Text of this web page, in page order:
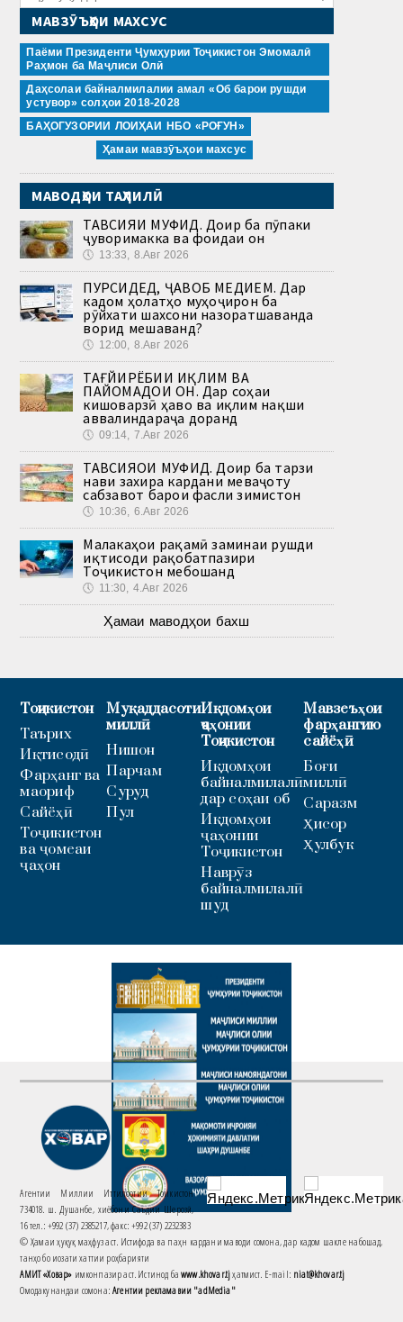
МАВЗӮЪҲОИ МАХСУС
Паёми Президенти Ҷумҳурии Тоҷикистон Эмомалӣ
Раҳмон ба Маҷлиси Олӣ
Даҳсолаи байналмилалии амал «Об барои рушди
устувор» солҳои 2018-2028
БАҲОГУЗОРИИ ЛОИҲАИ НБО «РОҒУН»
Ҳамаи мавзӯъҳои махсус
МАВОДҲОИ ТАҲЛИЛӢ
ТАВСИЯИ МУФИД. Доир ба пӯпаки
ҷуворимакка ва фоидаи он
🕔 13:33, 8.Авг 2026
ПУРСИДЕД, ҶАВОБ МЕДИҲЕМ. Дар
кадом ҳолатҳо муҳоҷирон ба
рӯйхати шахсони назоратшаванда
ворид мешаванд?
🕔 12:00, 8.Авг 2026
ТАҒЙИРЁБИИ ИҚЛИМ ВА
ПАЙОМАДҲОИ ОН. Дар соҳаи
кишоварзӣ ҳаво ва иқлим нақши
аввалиндараҷа доранд
🕔 09:14, 7.Авг 2026
ТАВСИЯҲОИ МУФИД. Доир ба тарзи
нави захира кардани меваҷоту
сабзавот барои фасли зимистон
🕔 10:36, 6.Авг 2026
Малакаҳои рақамӣ заминаи рушди
иқтисоди рақобатпазири
Тоҷикистон мебошанд
🕔 11:30, 4.Авг 2026
Ҳамаи маводҳои бахш
Тоҷикистон
Таърих
Иқтисодӣ
Фарҳанг ва
маориф
Сайёҳӣ
Тоҷикистон
ва ҷомеаи
ҷаҳон
Муқаддасоти
миллӣ
Нишон
Парчам
Суруд
Пул
Иқдомҳои
ҷаҳонии
Тоҷикистон
Иқдомҳои
байналмилалӣ
дар соҳаи об
Иқдомҳои
ҷаҳонии
Тоҷикистон
Наврӯз
байналмилалӣ
шуд
Мавзеъҳои
фарҳангию
сайёҳӣ
Боғи
миллӣ
Саразм
Ҳисор
Ҳулбук
Агентии Миллии Иттилоотии Тоҷикистон
734018. ш. Душанбе, хиёбони Саъдии Шерозӣ,
16 тел.: +992 (37) 2385217, факс: +992 (37) 2232383
© Ҳамаи ҳуқуқ маҳфуз аст. Истифода ва паҳн кардани маводи сомона, дар кадом шакле набошад,
танҳо бо иҷозати хаттии роҳбарияти
АМИТ «Ховар» имконпазир аст. Истинод баwww.khovar.tjҳатмист. E-mail: niat@khovar.tj
Омодакунандаи сомона:Агентии рекламавии "adMedia"